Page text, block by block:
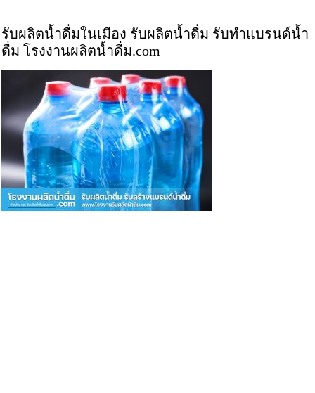
รับผลิตน้ำดื่มในเมือง รับผลิตน้ำดื่ม รับทำแบรนด์น้ำ
ดื่ม โรงงานผลิตน้ำดื่ม.com